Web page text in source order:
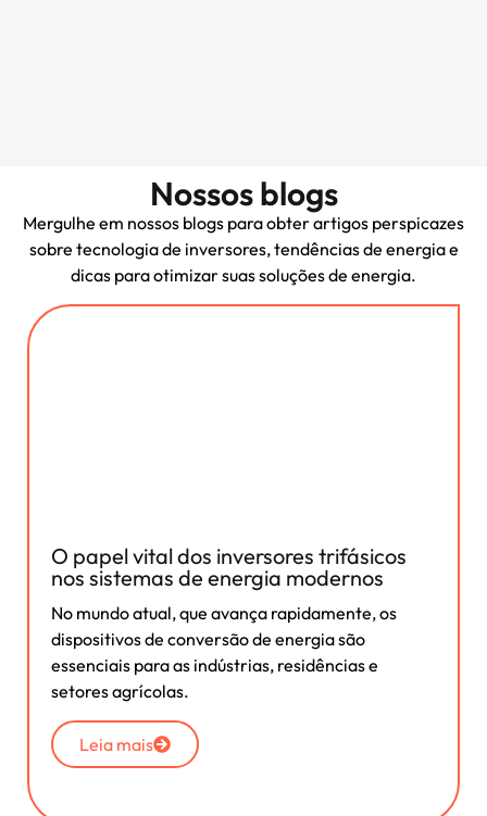
Nossos blogs
Mergulhe em nossos blogs para obter artigos perspicazes
sobre tecnologia de inversores, tendências de energia e
dicas para otimizar suas soluções de energia.
O papel vital dos inversores trifásicos
nos sistemas de energia modernos
No mundo atual, que avança rapidamente, os
dispositivos de conversão de energia são
essenciais para as indústrias, residências e
setores agrícolas.
Leia mais